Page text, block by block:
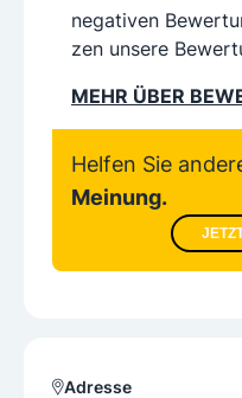
negativen
zen unsere
MEHR ÜBER
Helfen Sie
Meinung.
Adresse